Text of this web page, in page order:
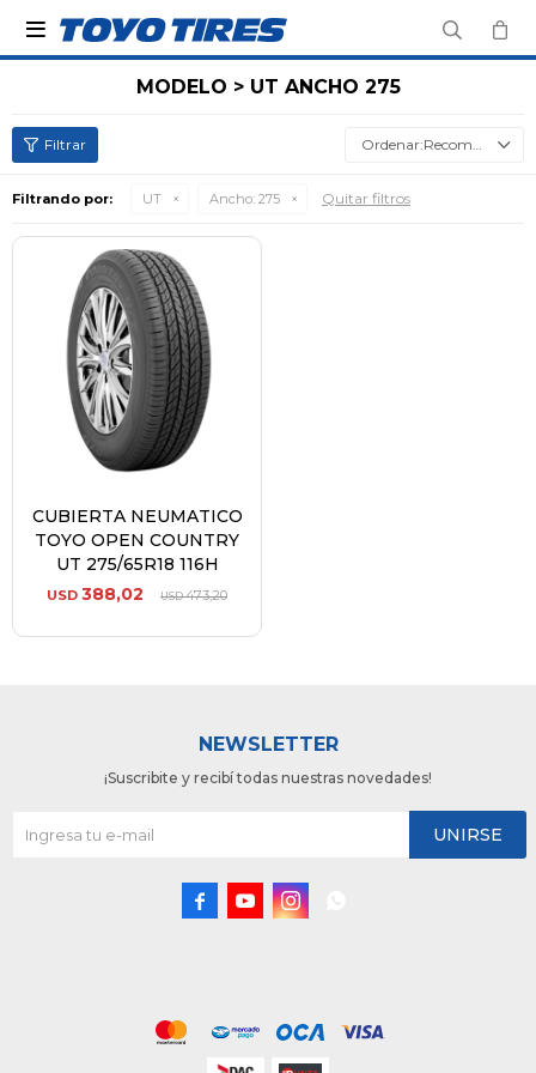

MODELO > UT ANCHO 275
Recomendados
Filtrando por: UT Ancho: 275 Quitar filtros
CUBIERTA NEUMATICO
TOYO OPEN COUNTRY
UT 275/65R18 116H
USD 388,02 USD473,20
NEWSLETTER
¡Suscribite y recibí todas nuestras novedades!
UNIRSE
  